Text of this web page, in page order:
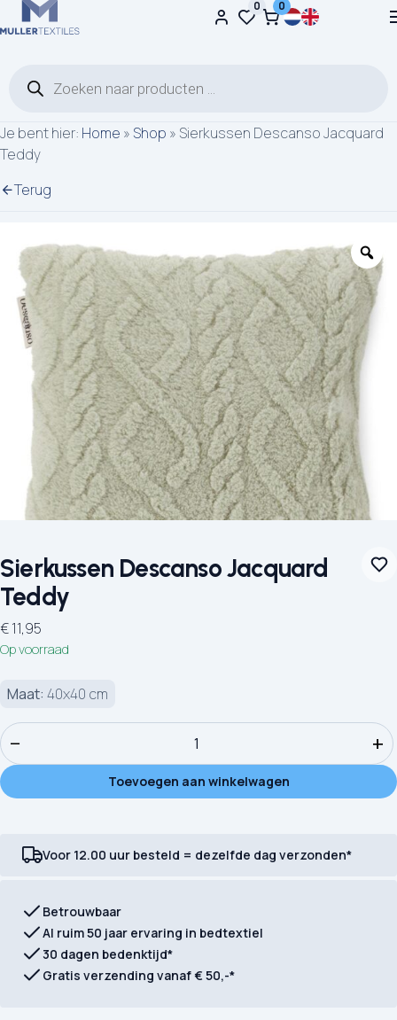
Ga naar de inhoud 0 0
Je bent hier: Home » Shop » Sierkussen Descanso Jacquard
Teddy
Terug
Sierkussen Descanso Jacquard
Teddy
€11,95
Op voorraad
Maat: 40x40 cm
Sierkussen Descanso Jacquard Teddy aantal
− +
Toevoegen aan winkelwagen
Voor 12.00 uur besteld = dezelfde dag verzonden*
Betrouwbaar
Al ruim 50 jaar ervaring in bedtextiel
30 dagen bedenktijd*
Gratis verzending vanaf € 50,-*